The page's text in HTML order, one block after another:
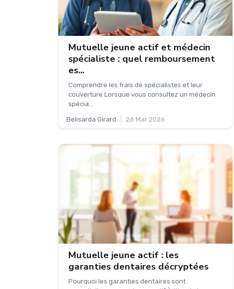
Mutuelle jeune actif et médecin
spécialiste : quel remboursement
es...
Comprendre les frais de spécialistes et leur
couverture Lorsque vous consultez un médecin
spécia...
Belisarda Girard 26 Mar 2026
Mutuelle jeune actif : les
garanties dentaires décryptées
Pourquoi les garanties dentaires sont